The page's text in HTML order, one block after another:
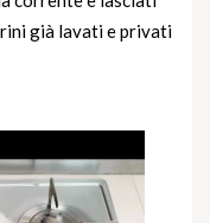
già lavati e privati